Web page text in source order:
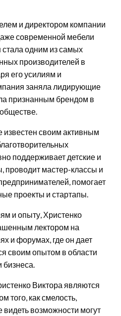
и директором компании
современной мебели
стала одним из самых
производителей в
его усилиям и
заняла лидирующие
признанным брендом в
известен своим активным
поддерживает детские и
мастер-классы и
помогает
проекты и стартапы.
и опыту, Христенко
лектором на
и форумах, где он дает
своим опытом в области
бизнеса.
Виктора являются
того, как смелость,
видеть возможности могут